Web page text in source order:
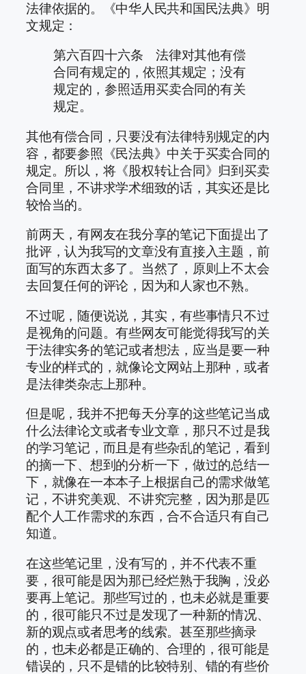
法律依据的。《中华人民共和国民法典》明
文规定：
第六百四十六条 法律对其他有偿
合同有规定的，依照其规定；没有
规定的，参照适用买卖合同的有关
规定。
其他有偿合同，只要没有法律特别规定的内
容，都要参照《民法典》中关于买卖合同的
规定。所以，将《股权转让合同》归到买卖
合同里，不讲求学术细致的话，其实还是比
较恰当的。
前两天，有网友在我分享的笔记下面提出了
批评，认为我写的文章没有直接入主题，前
面写的东西太多了。当然了，原则上不太会
去回复任何的评论，因为和人家也不熟。
不过呢，随便说说，其实，有些事情只不过
是视角的问题。有些网友可能觉得我写的关
于法律实务的笔记或者想法，应当是要一种
专业的样式的，就像论文网站上那种，或者
是法律类杂志上那种。
但是呢，我并不把每天分享的这些笔记当成
什么法律论文或者专业文章，那只不过是我
的学习笔记，而且是有些杂乱的笔记，看到
的摘一下、想到的分析一下，做过的总结一
下，就像在一本本子上根据自己的需求做笔
记，不讲究美观、不讲究完整，因为那是匹
配个人工作需求的东西，合不合适只有自己
知道。
在这些笔记里，没有写的，并不代表不重
要，很可能是因为那已经烂熟于我胸，没必
要再上笔记。那些写过的，也未必就是重要
的，很可能只不过是发现了一种新的情况、
新的观点或者思考的线索。甚至那些摘录
的，也未必都是正确的、合理的，很可能是
错误的，只不是错的比较特别、错的有些价